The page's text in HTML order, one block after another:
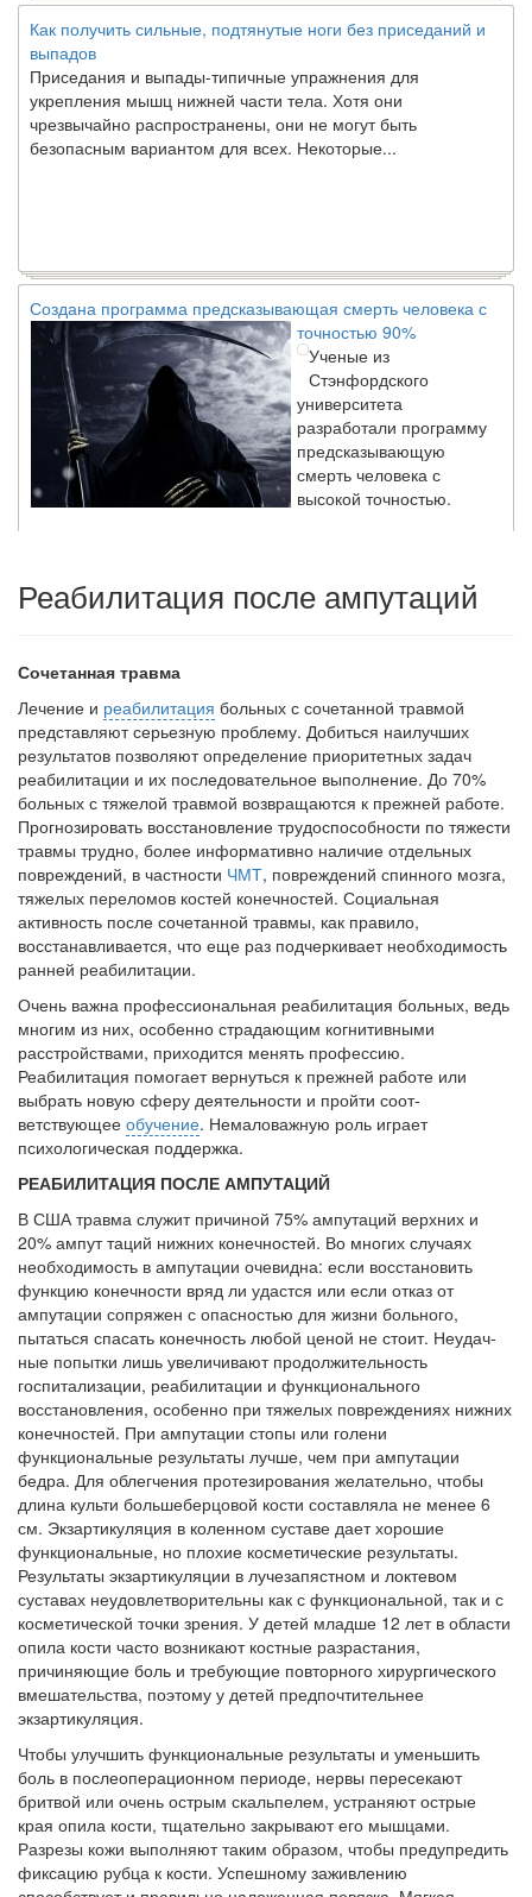
Как получить сильные, подтянутые ноги без приседаний и
выпадов
Приседания и выпады-типичные упражнения для
укрепления мышц нижней части тела. Хотя они
чрезвычайно распространены, они не могут быть
безопасным вариантом для всех. Некоторые...
Создана программа предсказывающая смерть человека с
точностью 90%
Ученые из
Стэнфордского
университета
разработали программу
предсказывающую
смерть человека с
высокой точностью.
россиян в два раза
Глава Минздрава РФ
доходов медицинских
работников в
ближайшие годы. Она
заявила об этом на
встрече с журналистами ведущих...
Местная анестезия развивает кардиотоксичность
Федеральная служба по
надзору в сфере
здравоохранения озвучила
острой кардиотоксичности и
роста сопутствующих
осложнений от...
Закон о праве родителей находиться с детьми в
реанимации внесен в Госдуму
Соответствующий
законопроект внесен в
палату на
рассмотрение. Суть его
заключается в
нахождении одного из
родителей в
больничной палате
бесплатно, в течении всего срока лечения...
Реабилитация после ампутаций
Сочетанная травма
Лечение и реабилитация больных с сочетанной травмой
представляют серьезную проблему. Добиться наилучших
результатов позволяют оп­ределение приоритетных задач
реабилитации и их последовательное выполнение. До 70%
больных с тяжелой травмой возвращаются к прежней работе.
Прогнозировать восстановление трудоспособности по тяжести
травмы трудно, более информативно наличие отдельных
повреждений, в частности ЧМТ, повреждений спинного мозга,
тяже­лых переломов костей конечностей. Социальная
активность после со­четанной травмы, как правило,
восстанавливается, что еще раз подчер­кивает необходимость
ранней реабилитации.
Очень важна профессиональная реабилитация больных, ведь
мно­гим из них, особенно страдающим когнитивными
расстройствами, приходится менять профессию.
Реабилитация помогает вернуться к прежней работе или
выбрать новую сферу деятельности и пройти соот­
ветствующее обучение. Немаловажную роль играет
психологическая поддержка.
РЕАБИЛИТАЦИЯ ПОСЛЕ АМПУТАЦИЙ
В США травма служит причиной 75% ампутаций верхних и
20% ампут таций нижних конечностей. Во многих случаях
необходимость в ампу­тации очевидна: если восстановить
функцию конечности вряд ли уда­стся или если отказ от
ампутации сопряжен с опасностью для жизни больного,
пытаться спасать конечность любой ценой не стоит. Неудач­
ные попытки лишь увеличивают продолжительность
госпитализации, реабилитации и функционального
восстановления, особенно при тя­желых повреждениях нижних
конечностей. При ампутации стопы или голени
функциональные результаты лучше, чем при ампутации
бедра. Для облегчения протезирования желательно, чтобы
длина культи большеберцовой кости составляла не менее 6
см. Экзартикуляция в ко­ленном суставе дает хорошие
функциональные, но плохие косметиче­ские результаты.
Результаты экзартикуляции в лучезапястном и локте­вом
суставах неудовлетворительны как с функциональной, так и с
кос­метической точки зрения. У детей младше 12 лет в области
опила кости часто возникают костные разрастания,
причиняющие боль и требую­щие повторного хирургического
вмешательства, поэтому у детей пред­почтительнее
экзартикуляция.
Чтобы улучшить функциональные результаты и уменьшить
боль в послеоперационном периоде, нервы пересекают
бритвой или очень острым скальпелем, устраняют острые
края опила кости, тщательно закрывают его мышцами.
Разрезы кожи выполняют таким образом, чтобы предупредить
фиксацию рубца к кости. Успешному заживлению